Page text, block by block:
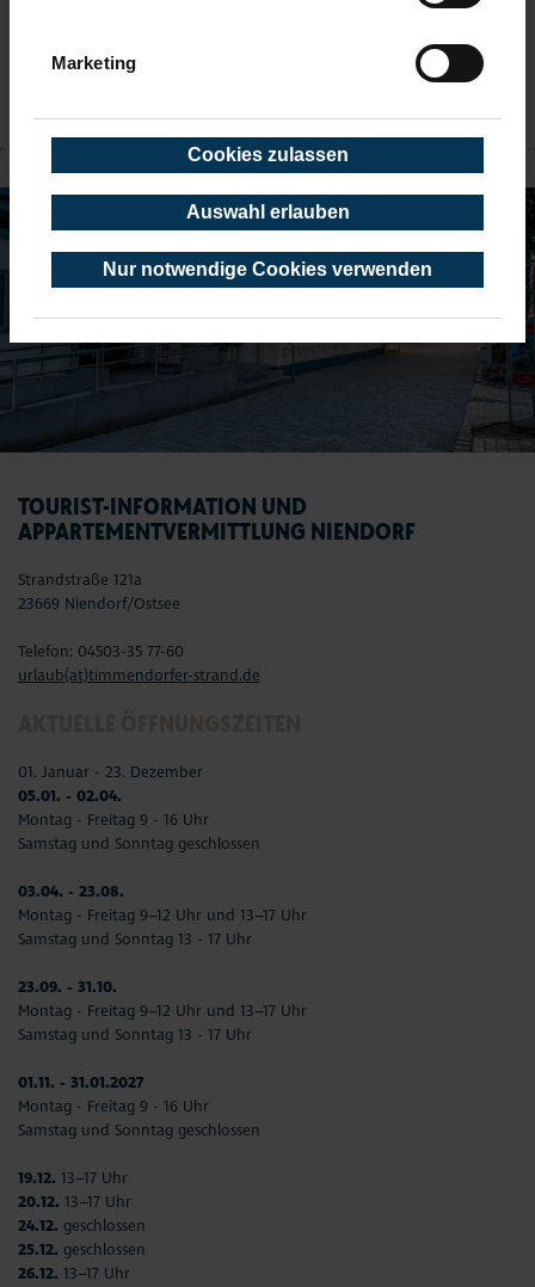
Marketing
Cookies zulassen
Auswahl erlauben
Nur notwendige Cookies verwenden
Ansprechpartner
NIENDORF
TOURIST-INFORMATION UND
APPARTEMENTVERMITTLUNG NIENDORF
Strandstraße 121a
23669 Niendorf/Ostsee
Telefon: 04503-35 77-60
urlaub(at)timmendorfer-strand.de
01. Januar - 23. Dezember
05.01. - 02.04.
Montag - Freitag 9 - 16 Uhr
Samstag und Sonntag geschlossen
03.04. - 23.08.
Montag - Freitag 9–12 Uhr und 13–17 Uhr
Samstag und Sonntag 13 - 17 Uhr
23.09. - 31.10.
Montag - Freitag 9–12 Uhr und 13–17 Uhr
Samstag und Sonntag 13 - 17 Uhr
01.11. - 31.01.2027
Montag - Freitag 9 - 16 Uhr
Samstag und Sonntag geschlossen
19.12. 13–17 Uhr
20.12. 13–17 Uhr
24.12. geschlossen
25.12. geschlossen
26.12. 13–17 Uhr